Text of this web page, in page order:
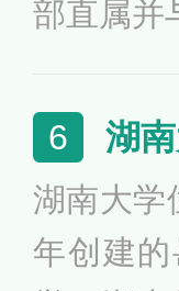
部直属并
入选珠峰
11计划
法律人才
家大学
6 湖
湖南大学
年创建